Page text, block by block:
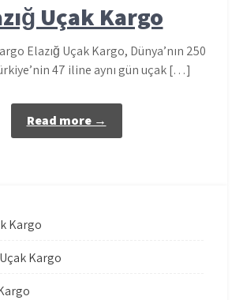
Uçak Kargo
Elazığ Uçak Kargo, Dünya’nın 250
47 iline aynı gün uçak […]
Read more →
Kargo
Kargo